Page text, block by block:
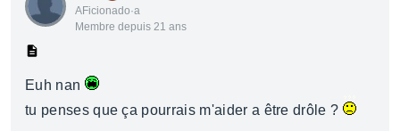
AFicionado·a
Membre depuis 21 ans
Euh nan
tu penses que ça pourrais m'aider a être drôle ?